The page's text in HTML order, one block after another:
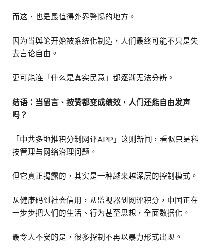
而这，也是最值得外界警惕的地方。
因为当舆论开始被系统化制造，人们最终可能不只是失
去言论自由。
更可能连「什么是真实民意」都逐渐无法分辨。
结语：当留言、按赞都变成绩效，人们还能自由发声
吗？
「中共多地推积分制网评APP」这则新闻，看似只是科
技管理与网络治理问题。
但它真正揭露的，其实是一种越来越深层的控制模式。
从健康码到社会信用，从监视器到网评积分，中国正在
一步步把人们的生活、行为甚至思想，全面数据化。
最令人不安的是，很多控制不再以暴力形式出现。